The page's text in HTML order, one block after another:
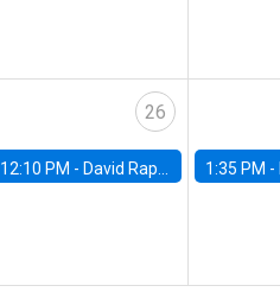
26
12:10 PM - David Rappoport, FED Board 1:35 PM -